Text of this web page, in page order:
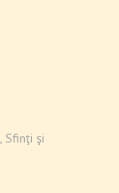
Sfinţi şi